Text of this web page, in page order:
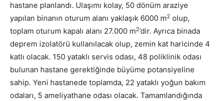
hastane planlandı. Ulaşımı kolay, 50 dönüm araziye
yapılan binanın oturum alanı yaklaşık 6000 m2 olup,
toplam oturum kapalı alanı 27.000 m2’dir. Ayrıca binada
deprem izolatörü kullanılacak olup, zemin kat haricinde 4
katlı olacak. 150 yataklı servis odası, 48 poliklinik odası
bulunan hastane gerektiğinde büyüme potansiyeline
sahip. Yeni hastanede toplamda, 22 yataklı yoğun bakım
odaları, 5 ameliyathane odası olacak. Tamamlandığında